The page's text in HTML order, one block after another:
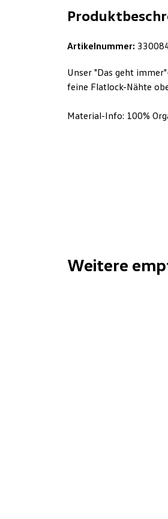
Artikelnummer:
Unser "Das geht
feine Flatlock-Nähte
Material-Info: 100%
Weitere